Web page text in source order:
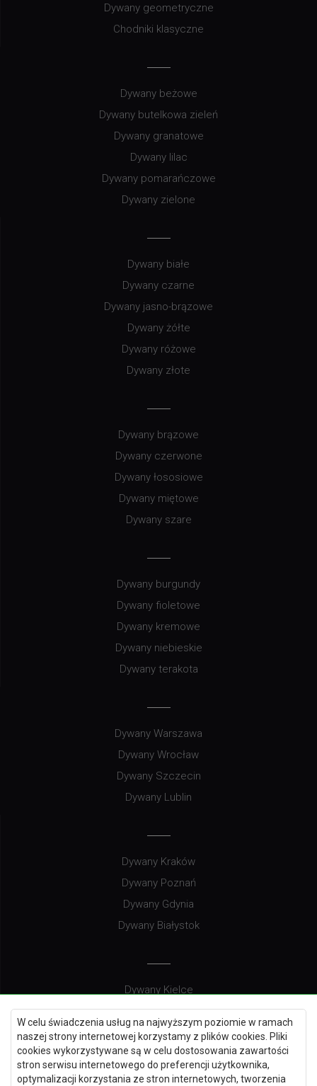
W celu świadczenia usług na najwyższym poziomie w ramach
naszej strony internetowej korzystamy z plików cookies. Pliki
cookies wykorzystywane są w celu dostosowania zawartości
stron serwisu internetowego do preferencji użytkownika,
optymalizacji korzystania ze stron internetowych, tworzenia
Dywany geometryczne
Chodniki klasyczne
Dywany beżowe
Dywany butelkowa zieleń
Dywany granatowe
Dywany lilac
Dywany pomarańczowe
Dywany zielone
Dywany białe
Dywany czarne
Dywany jasno-brązowe
Dywany żółte
Dywany różowe
Dywany złote
Dywany brązowe
Dywany czerwone
Dywany łososiowe
Dywany miętowe
Dywany szare
Dywany burgundy
Dywany fioletowe
Dywany kremowe
Dywany niebieskie
Dywany terakota
Dywany Warszawa
Dywany Wrocław
Dywany Szczecin
Dywany Lublin
Dywany Kraków
Dywany Poznań
Dywany Gdynia
Dywany Białystok
Dywany Kielce
Dywany Gdańsk
Dywany Toruń
Dywany Bydgoszcz